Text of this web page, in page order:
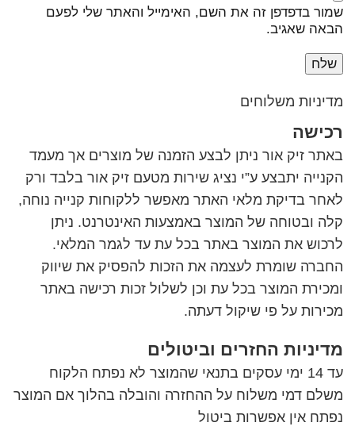
שמור בדפדפן זה את השם, האימייל והאתר שלי לפעם
הבאה שאגיב.
מדיניות משלוחים
רכישה
באתר זיק אור ניתן לבצע הזמנה של מוצרים אך מעמד
הקנייה יתבצע ע”י נציג שירות מטעם זיק אור בלבד ורק
לאחר בדיקת מלאי האתר מאפשר ללקוחות קנייה נוחה,
קלה ובטוחה של המוצר באמצעות האינטרנט. ניתן
לרכוש את המוצר באתר בכל עת עד לגמר המלאי.
החברה שומרת לעצמה את הזכות להפסיק את שיווק
ומכירת המוצר בכל עת וכן לשלול זכות רכישה באתר
מכירות על פי שיקול דעתה.
מדיניות החזרים וביטולים
עד 14 ימי עסקים בתנאי שהמוצר לא נפתח הלקוח
משלם דמי משלוח על ההחזרה והובלה בהלוך אם המוצר
נפתח אין אפשרות ביטול